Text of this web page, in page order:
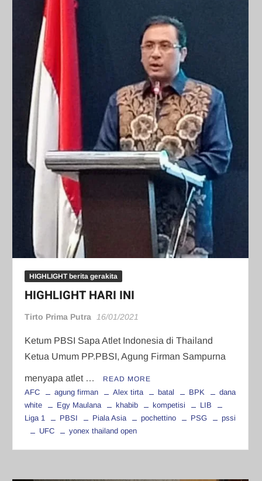
HIGHLIGHT berita gerakita
HIGHLIGHT HARI INI
Tirto Prima Putra 16/01/2021
Ketum PBSI Sapa Atlet Indonesia di Thailand
Ketua Umum PP.PBSI, Agung Firman Sampurna
menyapa atlet … READ MORE
AFC agung firman Alex tirta batal BPK
dana
white
Egy Maulana khabib kompetisi
LIB
Liga 1
PBSI Piala Asia pochettino PSG
pssi
UFC
yonex thailand open